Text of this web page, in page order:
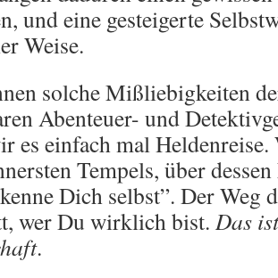
und eine gesteigerte
Weise.
solche Mißliebigkeiten
Abenteuer- und
es einfach mal
Tempels, über
Dich selbst”. Der Weg
wer Du wirklich bist. Das
.